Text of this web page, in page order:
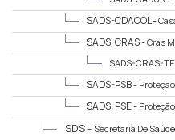
SADS-CDACOL -
SADS-CRAS -Cras
SADS-CRAS-
SADS-PSB -
SADS-PSE -
SDS - Secretaria De Saúde